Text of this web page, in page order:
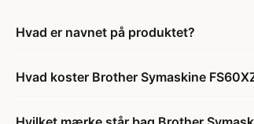
Hvad er navnet på produktet?
Hvad koster Brother Symaskine